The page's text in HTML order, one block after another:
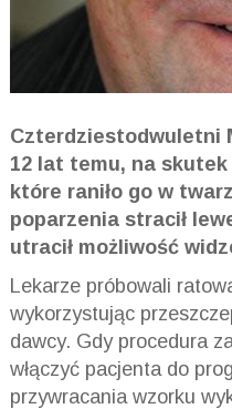
Czterdziestodwuletni
12 lat temu, na
które raniło go w
poparzenia stracił
utracił możliwość
Lekarze próbowali
wykorzystując
dawcy. Gdy procedura
włączyć pacjenta do
przywracania wzorku